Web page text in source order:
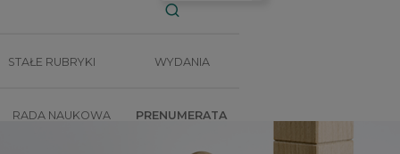
STAŁE RUBRYKI WYDANIA
RADA NAUKOWA PRENUMERATA